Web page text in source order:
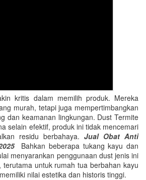
kritis dalam memilih produk. Mereka
murah, tetapi juga mempertimbangkan
dan keamanan lingkungan. Dust Termite
selain efektif, produk ini tidak mencemari
residu berbahaya. Jual Obat Anti
Bahkan beberapa tukang kayu dan
menyarankan penggunaan dust jenis ini
untuk rumah tua berbahan kayu
nilai estetika dan historis tinggi.